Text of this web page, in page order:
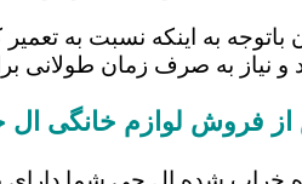
باتوجه به اینکه نسبت به
نیاز به صرف زمان طولانی
فروش لوازم خانگی ال